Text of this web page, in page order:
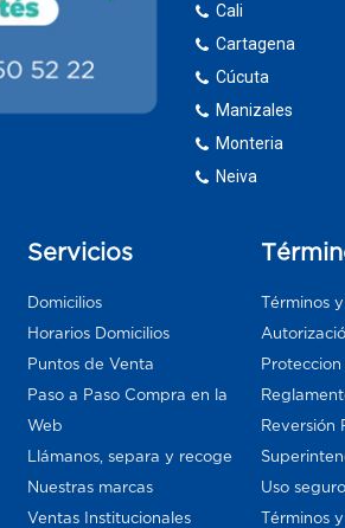
Cali
Cartagena
Cúcuta
Manizales
Monteria
Neiva
Servicios
Domicilios
Horarios Domicilios
Puntos de Venta
Paso a Paso Compra en la
Web
Llámanos, separa y recoge
Nuestras marcas
Ventas Institucionales
Términos
Reversión
Uso
Términos